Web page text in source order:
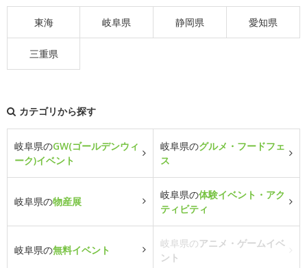
東海 岐阜県 静岡県 愛知県
三重県
カテゴリから探す
岐阜県のGW(ゴールデンウィ
ーク)イベント
岐阜県のグルメ・フードフェ
ス
岐阜県の物産展
岐阜県の体験イベント・アク
ティビティ
岐阜県の無料イベント
岐阜県のアニメ・ゲームイベ
ント